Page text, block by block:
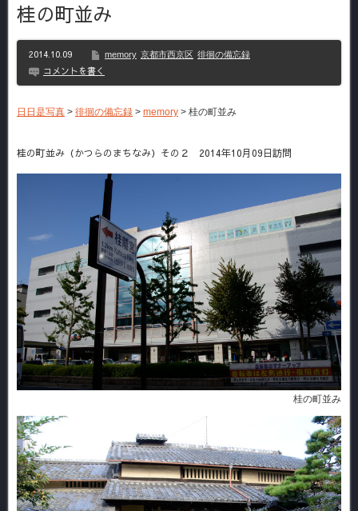
桂の町並み
2014.10.09 memory 京都市西京区 徘徊の備忘録
コメントを書く
日日是写真 > 徘徊の備忘録 > memory > 桂の町並み
桂の町並み（かつらのまちなみ）その２ 2014年10月09日訪問
桂の町並み